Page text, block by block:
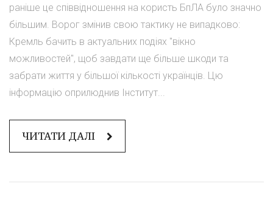
раніше це співвідношення на користь БпЛА було значно
більшим. Ворог змінив свою тактику не випадково:
Кремль бачить в актуальних подіях "вікно
можливостей", щоб завдати ще більше шкоди та
забрати життя у більшої кількості українців. Цю
інформацію оприлюднив Інститут...
ЧИТАТИ ДАЛІ